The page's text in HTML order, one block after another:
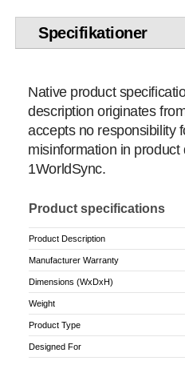
Specifikationer
Native product
description originates
accepts no responsibility
misinformation in product
1WorldSync.
Product specifications
Product Description
Manufacturer Warranty
Dimensions (WxDxH)
Weight
Product Type
Designed For